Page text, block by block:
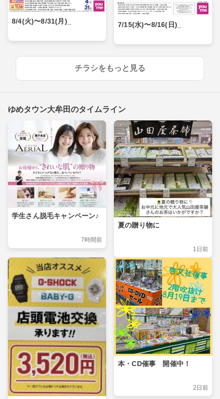
8/4(火)〜8/31(月)_ 7/15(水)〜8/16(日)_
チラシをもっと見る
ゆめタウン大牟田のタイムライン
学生さん脱毛キャンペーン♪
7時間前
夏の贈り物に
1日前
本・CD催事 開催中！
2日前